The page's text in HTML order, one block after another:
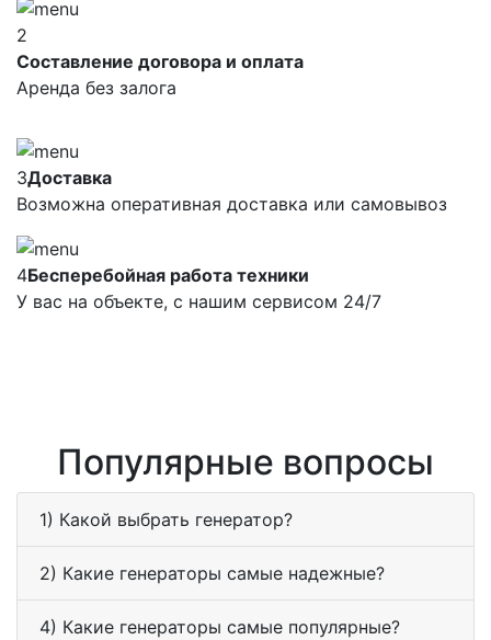
2
Составление договора и оплата
Аренда без залога
3Доставка
Возможна оперативная доставка или самовывоз
4Бесперебойная работа техники
У вас на объекте, с нашим сервисом 24/7
Популярные вопросы
1) Какой выбрать генератор?
2) Какие генераторы самые надежные?
4) Какие генераторы самые популярные?